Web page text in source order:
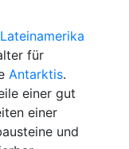
für
Antarktis.
einer gut
einer
und